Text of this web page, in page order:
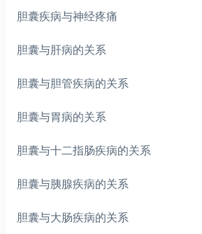
胆囊疾病与神经疼痛
胆囊与肝病的关系
胆囊与胆管疾病的关系
胆囊与胃病的关系
胆囊与十二指肠疾病的关系
胆囊与胰腺疾病的关系
胆囊与大肠疾病的关系